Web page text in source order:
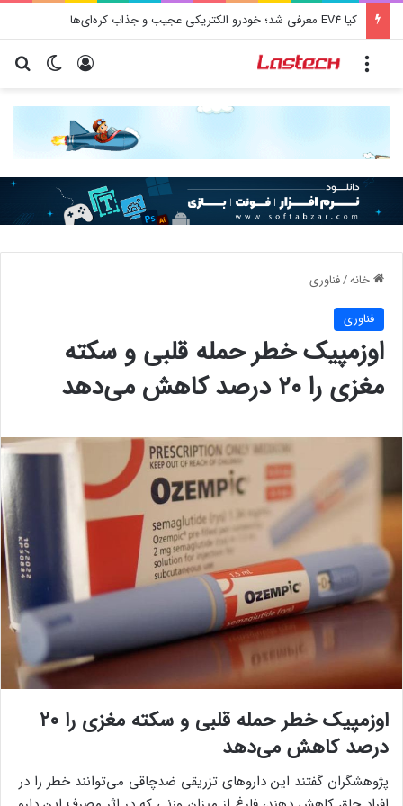
کیا EV4 معرفی شد؛ خودرو الکتریکی عجیب و جذاب کره‌ای‌ها
تغییر ورود
خانه/فناوری
فناوری
اوزمپیک خطر حمله قلبی و سکته
مغزی را ۲۰ درصد کاهش می‌دهد
اوزمپیک خطر حمله قلبی و سکته مغزی را ۲۰
درصد کاهش می‌دهد
پژوهشگران گفتند این داروهای تزریقی ضدچاقی می‌توانند خطر را در